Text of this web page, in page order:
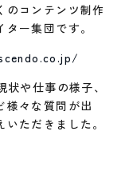
のコンテンツ制作
ー集団です。
や仕事の様子、
様々な質問が出
ただきました。